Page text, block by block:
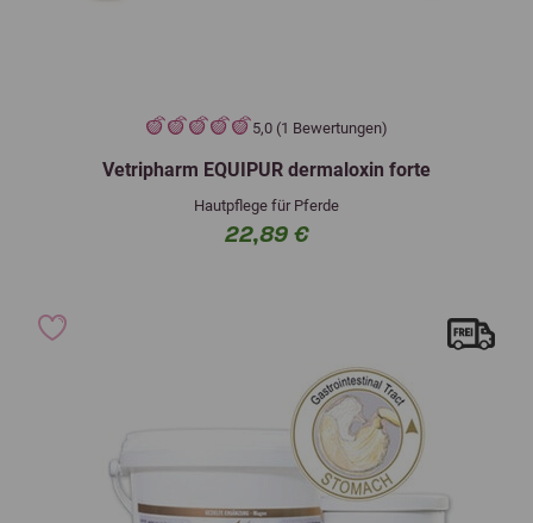
5,0 (1 Bewertungen)
Vetripharm EQUIPUR dermaloxin forte
Hautpflege für Pferde
22,89 €